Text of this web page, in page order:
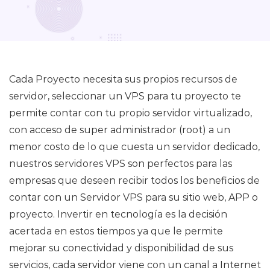
Cada Proyecto necesita sus propios recursos de
servidor, seleccionar un VPS para tu proyecto te
permite contar con tu propio servidor virtualizado,
con acceso de super administrador (root) a un
menor costo de lo que cuesta un servidor dedicado,
nuestros servidores VPS son perfectos para las
empresas que deseen recibir todos los beneficios de
contar con un Servidor VPS para su sitio web, APP o
proyecto. Invertir en tecnología es la decisión
acertada en estos tiempos ya que le permite
mejorar su conectividad y disponibilidad de sus
servicios, cada servidor viene con un canal a Internet